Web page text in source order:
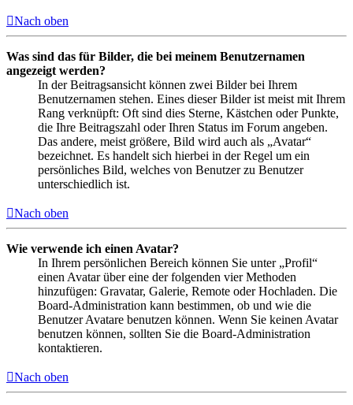
Nach oben
Was sind das für Bilder, die bei meinem Benutzernamen
angezeigt werden?
In der Beitragsansicht können zwei Bilder bei Ihrem
Benutzernamen stehen. Eines dieser Bilder ist meist mit Ihrem
Rang verknüpft: Oft sind dies Sterne, Kästchen oder Punkte,
die Ihre Beitragszahl oder Ihren Status im Forum angeben.
Das andere, meist größere, Bild wird auch als „Avatar“
bezeichnet. Es handelt sich hierbei in der Regel um ein
persönliches Bild, welches von Benutzer zu Benutzer
unterschiedlich ist.
Nach oben
Wie verwende ich einen Avatar?
In Ihrem persönlichen Bereich können Sie unter „Profil“
einen Avatar über eine der folgenden vier Methoden
hinzufügen: Gravatar, Galerie, Remote oder Hochladen. Die
Board-Administration kann bestimmen, ob und wie die
Benutzer Avatare benutzen können. Wenn Sie keinen Avatar
benutzen können, sollten Sie die Board-Administration
kontaktieren.
Nach oben